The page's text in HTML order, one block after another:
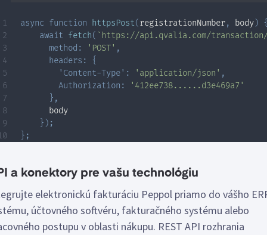
async function httpsPost( registrationNumber, body)
await fetch( ` https://api.qvalia.com/
method : 'POST' ,
headers :
{
'Content-Type' : 'application/json' ,
Authorization :
'412ee738......d3e469a7'
} ,
      body
} ) ;
} ;
a konektory pre vašu technológiu
elektronickú fakturáciu Peppol priamo do vášho
účtovného softvéru, fakturačného systému alebo
postupu v oblasti nákupu. REST API rozhrania